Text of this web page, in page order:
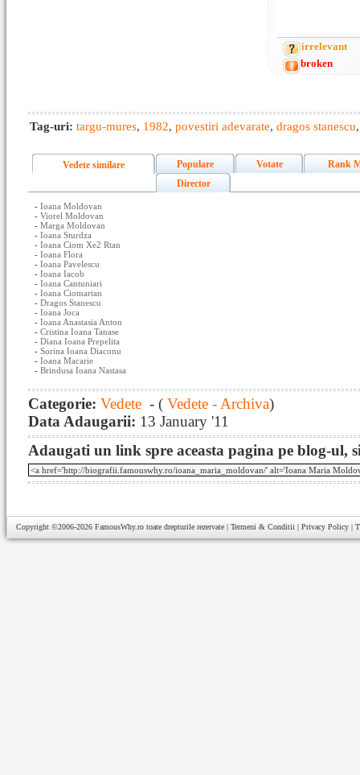
irrelevant
broken
Tag-uri: targu-mures, 1982, povestiri adevarate, dragos stanescu
Vedete similare Populare Votate
Rank
Director
- Ioana Moldovan
- Viorel Moldovan
- Marga Moldovan
- Ioana Sturdza
- Ioana Ciom Xe2 Rtan
- Ioana Flora
- Ioana Pavelescu
- Ioana Iacob
- Ioana Cantuniari
- Ioana Ciomartan
- Dragos Stanescu
- Ioana Joca
- Ioana Anastasia Anton
- Cristina Ioana Tanase
- Diana Ioana Prepelita
- Sorina Ioana Diaconu
- Ioana Macarie
- Brindusa Ioana Nastasa
Categorie: Vedete - ( Vedete - Archiva)
Data Adaugarii: 13 January '11
Adaugati un link spre aceasta pagina pe blog-ul,
Copyright ©2006-2026 FamousWhy.ro toate drepturile rezervate | Termeni & Conditii | Privacy Policy |